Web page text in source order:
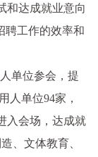
和达成就业意向
聘工作的效率和
单位参会，提
人单位94家，
入会场，达成就
、文体教育、